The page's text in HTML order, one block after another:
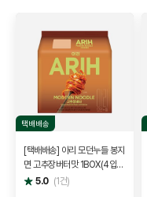
택배배송
[택배배송] 아리 모던누들 봉지
면 고추장버터맛 1BOX(4입번
들x4개)
별
점
5.0 (1건)